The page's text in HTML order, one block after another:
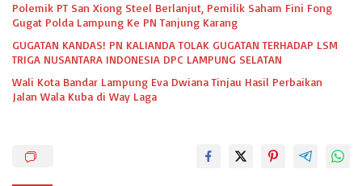
Polemik PT San Xiong Steel Berlanjut, Pemilik Saham Fini Fong
Gugat Polda Lampung Ke PN Tanjung Karang
GUGATAN KANDAS! PN KALIANDA TOLAK GUGATAN TERHADAP LSM
TRIGA NUSANTARA INDONESIA DPC LAMPUNG SELATAN
Wali Kota Bandar Lampung Eva Dwiana Tinjau Hasil Perbaikan
Jalan Wala Kuba di Way Laga